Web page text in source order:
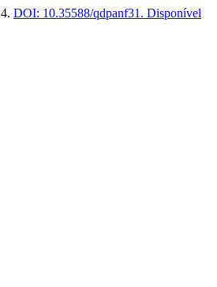
DOI: 10.35588/qdpanf31. Disponível